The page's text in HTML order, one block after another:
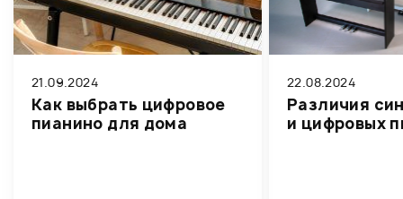
21.09.2024
Как выбрать цифровое
пианино для дома
22.08.2024
Различия
и цифровых